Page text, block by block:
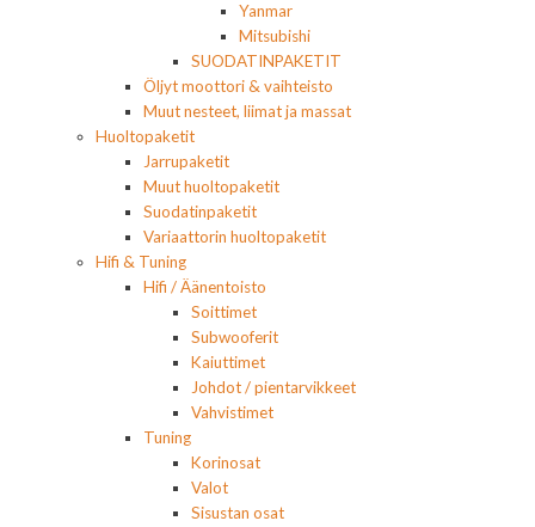
Yanmar
Mitsubishi
SUODATINPAKETIT
Öljyt moottori & vaihteisto
Muut nesteet, liimat ja massat
Huoltopaketit
Jarrupaketit
Muut huoltopaketit
Suodatinpaketit
Variaattorin huoltopaketit
Hifi & Tuning
Hifi / Äänentoisto
Soittimet
Subwooferit
Kaiuttimet
Johdot / pientarvikkeet
Vahvistimet
Tuning
Korinosat
Valot
Sisustan osat